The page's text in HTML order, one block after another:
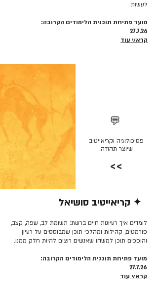
לעשות.
מועד פתיחת תוכנית הלימודים הקרובה:
27.7.26
קרא/י עוד
💬
פסיכולוגיה וקריאייטיב
שיוצר תהודה.
>>
✦ קריאייטיב סושיאל
לומדים איך רעיונות חיים ברשת: תשומת לב, שפה, קצב,
פורמטים, קהילות ומהלכי תוכן שמבוססים על רעיון -
והופכים תוכן למשהו שאנשים רוצים להיות חלק ממנו.
מועד פתיחת תוכנית הלימודים הקרובה:
27.7.26
קרא/י עוד